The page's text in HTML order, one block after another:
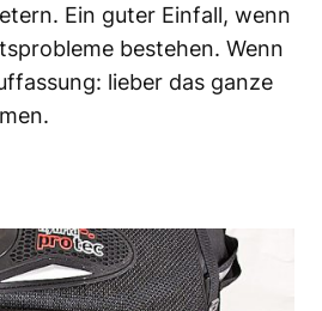
Ein guter Einfall, wenn
bestehen. Wenn
lieber das ganze